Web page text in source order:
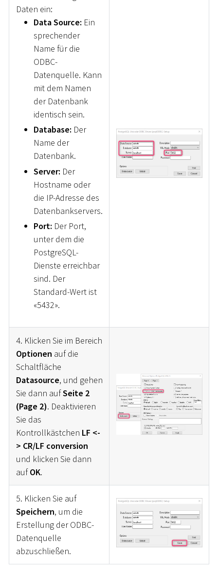
Daten ein:
Data Source: Ein
sprechender
Name für die
ODBC-
Datenquelle. Kann
mit dem Namen
der Datenbank
identisch sein.
Database: Der
Name der
Datenbank.
Server: Der
Hostname oder
die IP-Adresse des
Datenbankservers.
Port: Der Port,
unter dem die
PostgreSQL-
Dienste erreichbar
sind. Der
Standard-Wert ist
«5432».
4. Klicken Sie im Bereich
Optionen auf die
Schaltfläche
Datasource, und gehen
Sie dann aufSeite 2
(Page 2). Deaktivieren
Sie das
Kontrollkästchen LF <-
> CR/LF conversion
und klicken Sie dann
aufOK.
5. Klicken Sie auf
Speichern, um die
Erstellung der ODBC-
Datenquelle
abzuschließen.